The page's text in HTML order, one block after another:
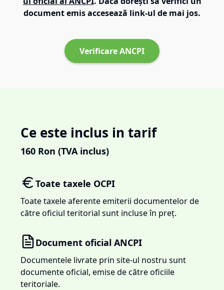
document emis accesează link-ul de mai jos.
Verificare ANCPI
Ce este inclus in tarif
160 Ron (TVA inclus)
Toate taxele OCPI
Toate taxele aferente emiterii documentelor de
către oficiul teritorial sunt incluse în preț.
Document oficial ANCPI
Documentele livrate prin site-ul nostru sunt
documente oficial, emise de către oficiile
teritoriale.